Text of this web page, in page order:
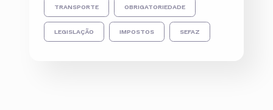
TRANSPORTE OBRIGATORIEDADE
LEGISLAÇÃO IMPOSTOS SEFAZ